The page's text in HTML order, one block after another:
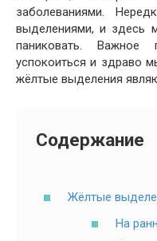
заболеваниями.
выделениями, и здесь
паниковать.
успокоиться и здраво
жёлтые выделения
Содержание
Жёлтые
На